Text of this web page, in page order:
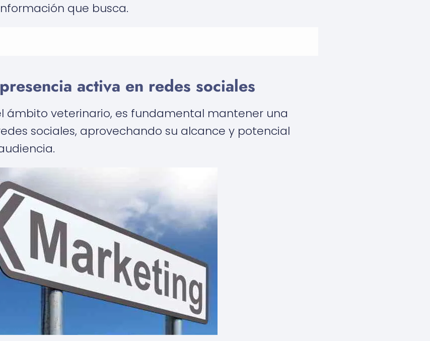
que busca.
activa en redes sociales
ámbito veterinario, es fundamental mantener una
sociales, aprovechando su alcance y potencial